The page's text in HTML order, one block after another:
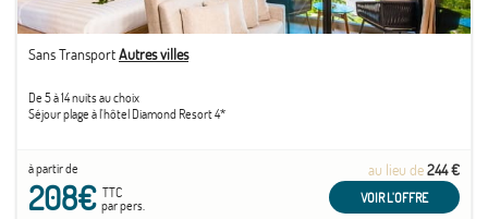
Sans TransportAutres villes
De 5 à 14 nuits au choix
Séjour plage à l'hôtel Diamond Resort 4*
à partir de
208€TTC
par pers.
au lieu de244 €
VOIR L'OFFRE